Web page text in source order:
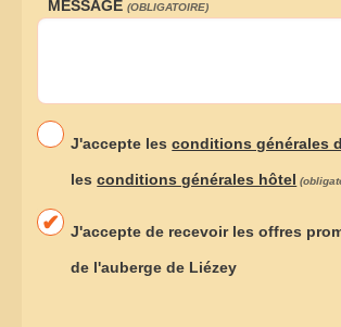
MESSAGE (OBLIGATOIRE)
J'accepte lesconditions générales
lesconditions générales hôtel
J'accepte de recevoir les offres
de l'auberge de Liézey